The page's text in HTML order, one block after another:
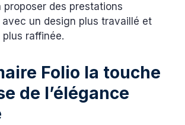
proposer des prestations
avec un design plus travaillé et
raffinée.
Folio la touche
de l’élégance